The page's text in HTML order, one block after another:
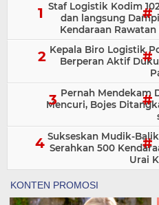
Staf Logistik Kodim
dan langsung
Kendaraan
Kepala Biro Logistik
Berperan Aktif
Pernah Mendekam
Mencuri, Bojes
Sukseskan Mudik-
Serahkan 500
Urai